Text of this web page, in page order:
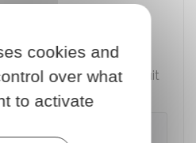
Mes services
Ce montant sera déduit
cookies and
over what
to activate